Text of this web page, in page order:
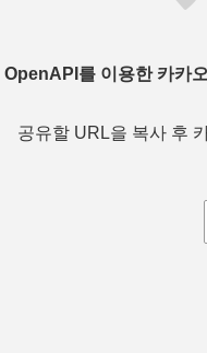
OpenAPI를 이용한 카카
공유할 URL을 복사 후